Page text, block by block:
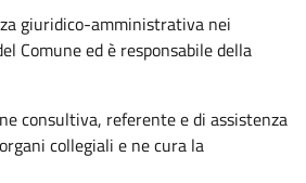
giuridico-amministrativa nei
Comune ed è responsabile della
consultiva, referente e di assistenza
collegiali e ne cura la